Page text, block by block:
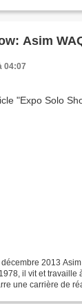
Asim
04:07
2013
il vit et travaille
une carrière de